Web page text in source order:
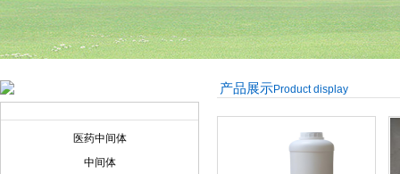
医药中间体
中间体
产品展示Product display